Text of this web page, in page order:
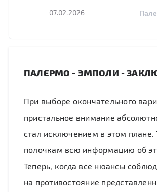
07.02.2026
ПАЛЕРМО - ЭМПОЛИ -
При выборе окончательного
пристальное внимание
стал исключением в этом
полочкам всю информацию об
Теперь, когда все нюансы
на противостояние